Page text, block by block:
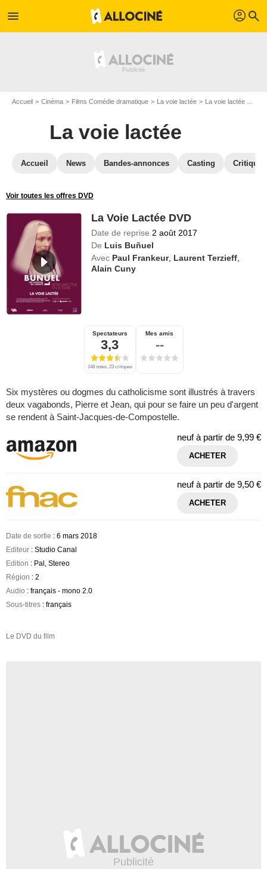
menu profil search
Accueil Cinéma Films Comédie dramatique La voie lactée La voie lactée en DVD
La voie lactée
Accueil News Bandes-annonces Casting
Voir toutes les offres DVD
La Voie Lactée DVD
Date de reprise 2 août 2017
De Luis Buñuel
Avec Paul Frankeur, Laurent Terzieff
Alain Cuny
Spectateurs
3,3
148 notes, 23 critiques
Mes amis
--
Six mystères ou dogmes du catholicisme sont illustrés à travers
deux vagabonds, Pierre et Jean, qui pour se faire un peu d'argent
se rendent à Saint-Jacques-de-Compostelle.
neuf à partir de 9,99 €
ACHETER
neuf à partir de 9,50 €
ACHETER
Date de sortie : 6 mars 2018
Editeur : Studio Canal
Edition : Pal, Stereo
Région : 2
Audio : français - mono 2.0
Sous-titres : français
Le DVD du film